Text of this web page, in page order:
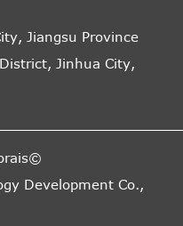
Jiangsu Province
Jinhua City,
Development Co.,